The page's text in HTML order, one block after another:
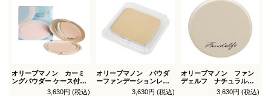
オリーブマノン カーミ
ングパウダー ケース付
（パフ1枚付）3,630円 (税込)
オリーブマノン パウダ
ーファンデーションレフ
ィル（スポンジ付）3,630円 (税込)
オリーブマノン ファン
デェルフ ナチュラルパ
3,630円 (税込)